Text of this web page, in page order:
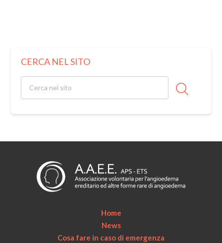
CERCA NEL SITO
Home
News
Cosa fare in caso di emergenza